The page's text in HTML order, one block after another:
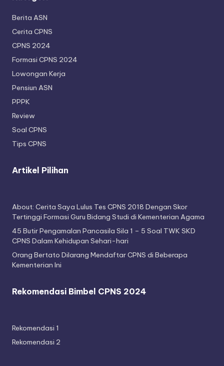
Berita ASN
Cerita CPNS
CPNS 2024
Formasi CPNS 2024
Lowongan Kerja
Pensiun ASN
PPPK
Review
Soal CPNS
Tips CPNS
Artikel Pilihan
About: Cerita Saya Lulus Tes CPNS 2018 Dengan Skor
Tertinggi Formasi Guru Bidang Studi di Kementerian Agama
45 Butir Pengamalan Pancasila Sila 1 – 5 Soal TWK SKD
CPNS Dalam Kehidupan Sehari-hari
Orang Bertato Dilarang Mendaftar CPNS di Beberapa
Kementerian Ini
Rekomendasi Bimbel CPNS 2024
Rekomendasi 1
Rekomendasi 2